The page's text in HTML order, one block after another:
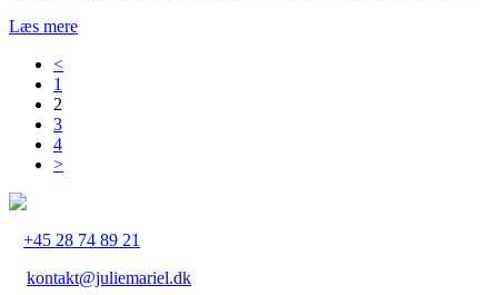
Læs mere
<
1
2
3
4
>
+45 28 74 89 21
kontakt@juliemariel.dk